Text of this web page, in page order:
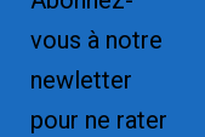
vous à notre
newletter
pour ne rater